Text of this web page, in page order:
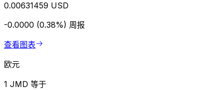
0.00631459 USD
-0.0000 (0.38%) 周报
查看图表
欧元
1 JMD 等于